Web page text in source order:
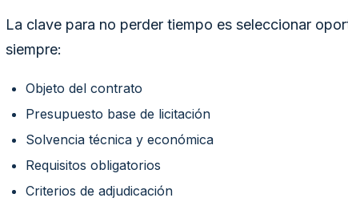
La clave para no perder tiempo es seleccionar
siempre:
Objeto del contrato
Presupuesto base de licitación
Solvencia técnica y económica
Requisitos obligatorios
Criterios de adjudicación